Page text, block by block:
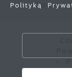
Polityką